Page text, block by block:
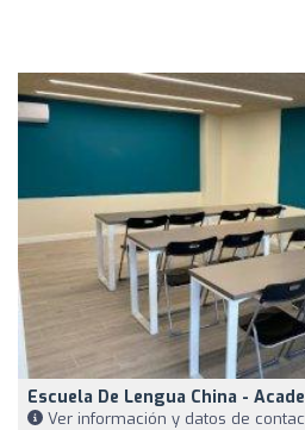
Escuela De Lengua China -
Ver información y datos de